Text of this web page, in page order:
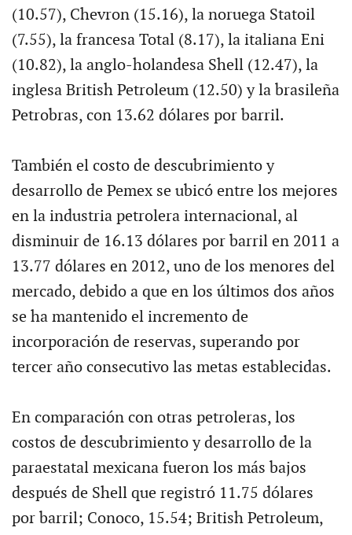
(10.57), Chevron (15.16), la noruega Statoil
(7.55), la francesa Total (8.17), la italiana Eni
(10.82), la anglo-holandesa Shell (12.47), la
inglesa British Petroleum (12.50) y la brasileña
Petrobras, con 13.62 dólares por barril.
También el costo de descubrimiento y
desarrollo de Pemex se ubicó entre los mejores
en la industria petrolera internacional, al
disminuir de 16.13 dólares por barril en 2011 a
13.77 dólares en 2012, uno de los menores del
mercado, debido a que en los últimos dos años
se ha mantenido el incremento de
incorporación de reservas, superando por
tercer año consecutivo las metas establecidas.
En comparación con otras petroleras, los
costos de descubrimiento y desarrollo de la
paraestatal mexicana fueron los más bajos
después de Shell que registró 11.75 dólares
por barril; Conoco, 15.54; British Petroleum,